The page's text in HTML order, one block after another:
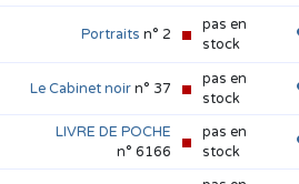
Portraits n° 2
pas en
stock
Le Cabinet noirn° 37
pas en
stock
LIVRE DE POCHE
n° 6166
pas en
stock